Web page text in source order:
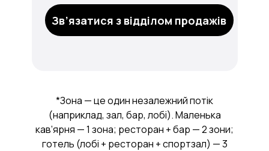
*Зона — це один незалежний потік
(наприклад, зал, бар, лобі). Маленька
кав’ярня — 1 зона; ресторан + бар — 2 зони;
готель (лобі + ресторан + спортзал) — 3
Зв’язатися з відділом продажів